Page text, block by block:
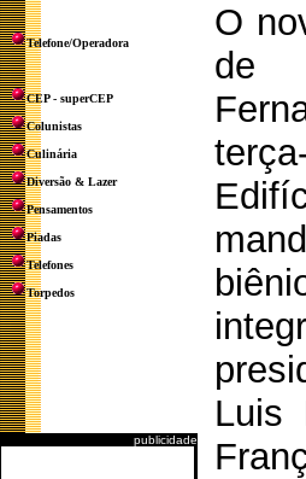
Telefone/Operadora
CEP - superCEP
Colunistas
Culinária
Diversão & Lazer
Pensamentos
Piadas
Telefones
Torpedos
publicidade
O
de
Luis